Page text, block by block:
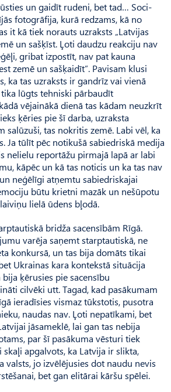
un gaidīt rudeni, bet tad… Soci­
foto­grāfija, kurā redzams, kā no
it kā tiek norauts uzraksts „Latvijas
un sašķīst. Ļoti daudzu reakciju nav
gribat izpostīt, nav pat kauna
zemē un sašķaidīt”. Pavisam klusi
ka tas uzraksts ir gandrīz vai vienā
lūgts tehniski pārbaudīt
vējainākā dienā tas kādam neuzkrīt
ķēries pie šī darba, uzraksta
salūzuši, tas nokritis zemē. Labi vēl, ka
Ja tūlīt pēc notikušā sabiedriskā medija
nelielu reportāžu pirmajā lapā ar labi
kāpēc un kā tas noticis un ka tas nav
neģēlīgi atņemtu sabiedriskajai
būtu krietni mazāk un nešūpotu
lielā ūdens bļodā.
bridža sacensībām Rīgā.
varēja saņemt starptautiskā, ne
konkursā, un tas bija domāts tikai
Ukrainas kara kontekstā situācija
ķērusies pie sacensību
cilvēki utt. Tagad, kad pasākumam
ieradīsies vismaz tūkstotis, pusotra
naudas nav. Ļoti nepatīkami, bet
jāsameklē, lai gan tas nebija
par šī pasākuma vēsturi tiek
apgalvots, ka Latvija ir slikta,
valsts, jo izvēlējusies dot naudu nevis
bet gan elitārai kāršu spēlei.